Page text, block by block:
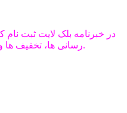
در خبرنامه بلک لایت ثبت نام
رسانی ها، تخفیف ها و پیشنهادات ویژه ما مطلع می شوید.